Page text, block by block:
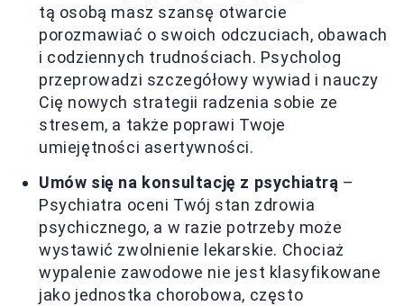
tą osobą masz szansę otwarcie
porozmawiać o swoich odczuciach, obawach
i codziennych trudnościach. Psycholog
przeprowadzi szczegółowy wywiad i nauczy
Cię nowych strategii radzenia sobie ze
stresem, a także poprawi Twoje
umiejętności asertywności.
Umów się na konsultację z psychiatrą –
Psychiatra oceni Twój stan zdrowia
psychicznego, a w razie potrzeby może
wystawić zwolnienie lekarskie. Chociaż
wypalenie zawodowe nie jest klasyfikowane
jako jednostka chorobowa, często